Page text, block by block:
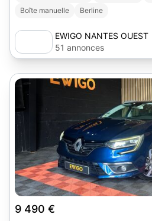
Boîte manuelle
Berline
EWIGO NANTES OUEST
51 annonces
9 490 €